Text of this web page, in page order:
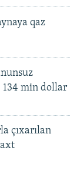
qaz
min dollar
çıxarılan